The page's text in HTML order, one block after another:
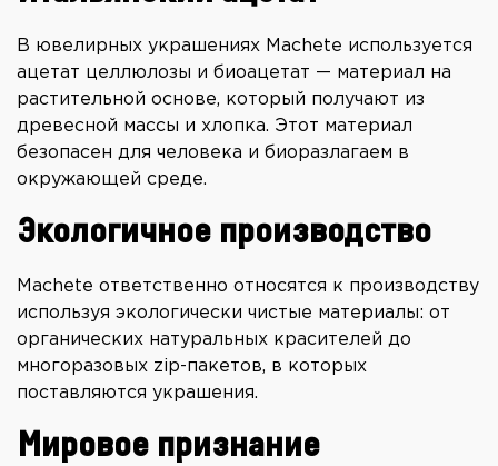
В ювелирных украшениях Machete используется
ацетат целлюлозы и биоацетат — материал на
растительной основе, который получают из
древесной массы и хлопка. Этот материал
безопасен для человека и биоразлагаем в
окружающей среде.
Экологичное производство
Machete ответственно относятся к производству
используя экологически чистые материалы: от
органических натуральных красителей до
многоразовых zip-пакетов, в которых
поставляются украшения.
Мировое признание